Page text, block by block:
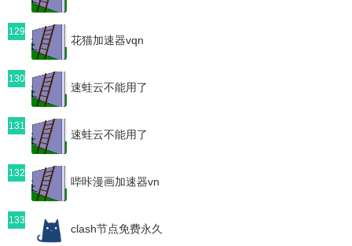
129
花猫加速器vqn
130
速蛙云不能用了
131
速蛙云不能用了
132
哔咔漫画加速器vn
133
clash节点免费永久